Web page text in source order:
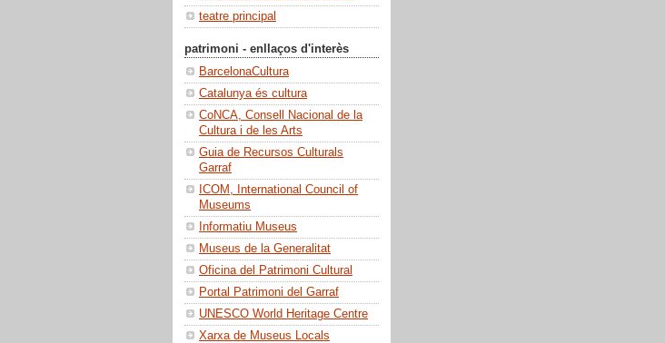
teatre principal
patrimoni - enllaços d'interès
BarcelonaCultura
Catalunya és cultura
CoNCA, Consell Nacional de la
Cultura i de les Arts
Guia de Recursos Culturals
Garraf
ICOM, International Council of
Museums
Informatiu Museus
Museus de la Generalitat
Oficina del Patrimoni Cultural
Portal Patrimoni del Garraf
UNESCO World Heritage Centre
Xarxa de Museus Locals